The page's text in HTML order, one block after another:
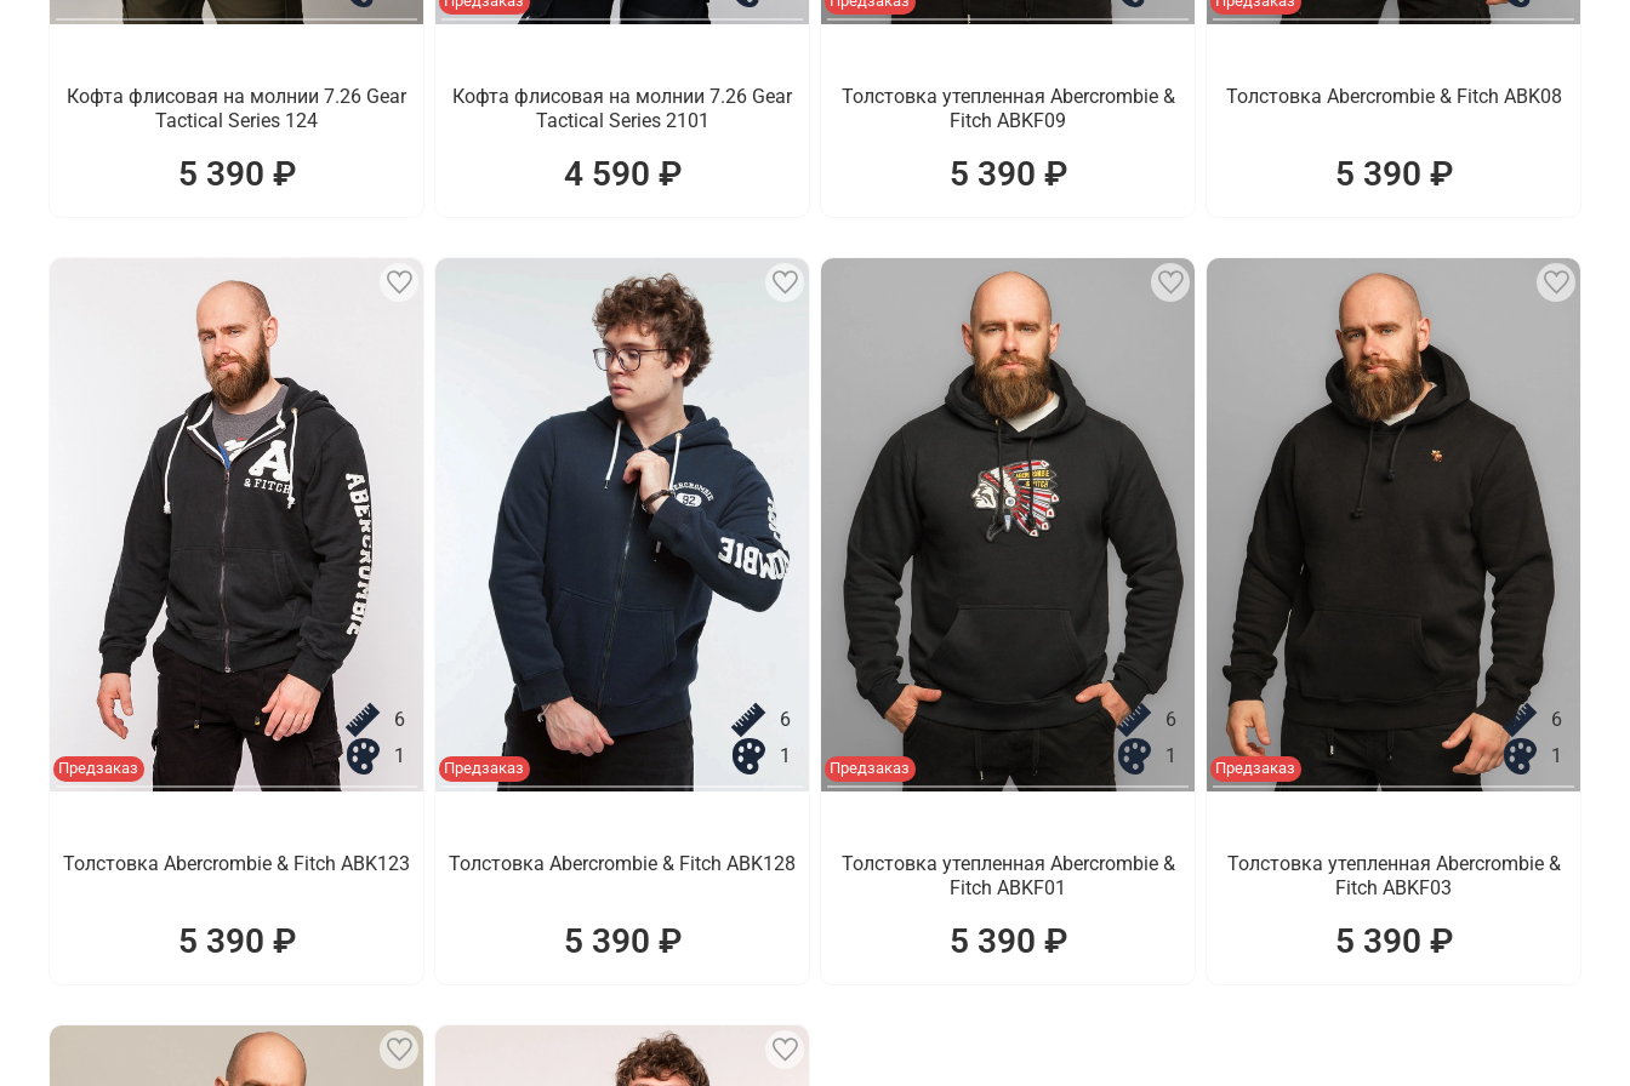
Кофта флисовая на молнии 7.26 Gear
Tactical Series 124
5 390 ₽
Кофта флисовая на молнии 7.26 Gear
Tactical Series 2101
4 590 ₽
Толстовка утепленная Abercrombie &
Fitch ABKF09
5 390 ₽
Толстовка Abercrombie & Fitch ABK08
5 390 ₽
Предзаказ
6
1
Толстовка Abercrombie & Fitch ABK123
5 390 ₽
Предзаказ
6
1
Толстовка Abercrombie & Fitch ABK128
5 390 ₽
Предзаказ
6
1
Толстовка утепленная Abercrombie &
Fitch ABKF01
5 390 ₽
Предзаказ
6
1
Толстовка утепленная Abercrombie &
Fitch ABKF03
5 390 ₽